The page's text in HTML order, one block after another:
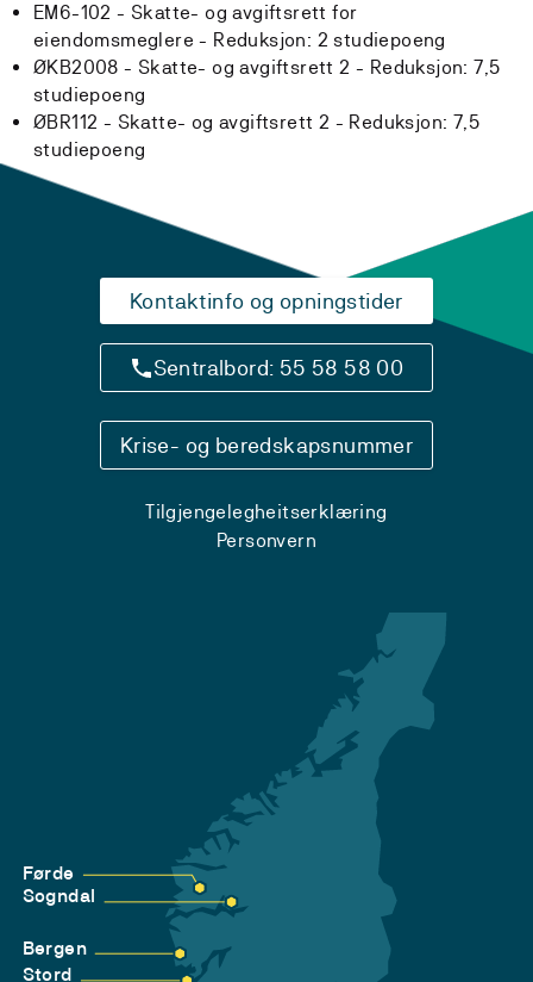
EM6-102 - Skatte- og avgiftsrett for
eiendomsmeglere - Reduksjon: 2 studiepoeng
ØKB2008 - Skatte- og avgiftsrett 2 - Reduksjon: 7,5
studiepoeng
ØBR112 - Skatte- og avgiftsrett 2 - Reduksjon: 7,5
studiepoeng
Kontaktinfo og opningstider
Sentralbord: 55 58 58 00
Krise- og beredskapsnummer
Tilgjengelegheitserklæring
Personvern
Førde
Sogndal
Bergen
Stord